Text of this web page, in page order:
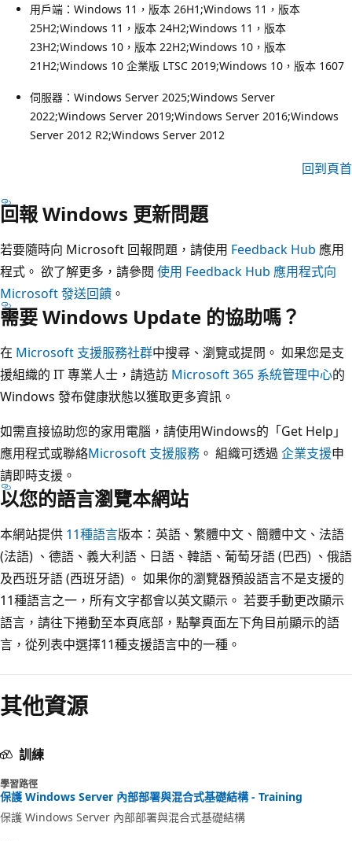
用戶端：Windows 11，版本 26H1;Windows 11，版本
25H2;Windows 11，版本 24H2;Windows 11，版本
23H2;Windows 10，版本 22H2;Windows 10，版本
21H2;Windows 10 企業版 LTSC 2019;Windows 10，版本 1607
伺服器：Windows Server 2025;Windows Server
2022;Windows Server 2019;Windows Server 2016;Windows
Server 2012 R2;Windows Server 2012
回到頁首
回報 Windows 更新問題
若要隨時向 Microsoft 回報問題，請使用 Feedback Hub 應用
程式。 欲了解更多，請參閱 使用 Feedback Hub 應用程式向
Microsoft 發送回饋 。
需要 Windows Update 的協助嗎？
在 Microsoft 支援服務社群中搜尋、瀏覽或提問。 如果您是支
援組織的 IT 專業人士，請造訪 Microsoft 365 系統管理中心的
Windows 發布健康狀態以獲取更多資訊。
如需直接協助您的家用電腦，請使用Windows的「Get Help」
應用程式或聯絡Microsoft 支援服務 。 組織可透過企業支援申
請即時支援。
以您的語言瀏覽本網站
本網站提供 11種語言版本：英語、繁體中文、簡體中文、法語
(法語) 、德語、義大利語、日語、韓語、葡萄牙語 (巴西) 、俄語
及西班牙語 (西班牙語) 。 如果你的瀏覽器預設語言不是支援的
11種語言之一，所有文字都會以英文顯示。 若要手動更改顯示
語言，請往下捲動至本頁底部，點擊頁面左下角目前顯示的語
言，從列表中選擇11種支援語言中的一種。
其他資源
訓練
學習路徑
保護 Windows Server 內部部署與混合式基礎結構 - Training
保護 Windows Server 內部部署與混合式基礎結構